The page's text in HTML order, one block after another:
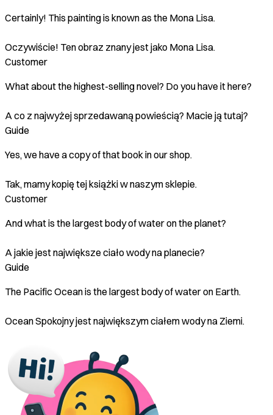
Certainly! This painting is known as the Mona Lisa.
Oczywiście! Ten obraz znany jest jako Mona Lisa.
Customer
What about the highest-selling novel? Do you have it here?
A co z najwyżej sprzedawaną powieścią? Macie ją tutaj?
Guide
Yes, we have a copy of that book in our shop.
Tak, mamy kopię tej książki w naszym sklepie.
Customer
And what is the largest body of water on the planet?
A jakie jest największe ciało wody na planecie?
Guide
The Pacific Ocean is the largest body of water on Earth.
Ocean Spokojny jest największym ciałem wody na Ziemi.